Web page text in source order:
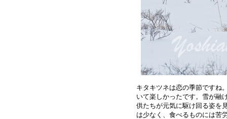
キタキツネは恋の季節ですね
いて楽しかったです。雪が融
供たちが元気に駆け回る姿を
は少なく、食べるものには苦